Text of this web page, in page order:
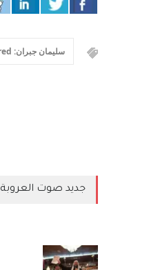
سليمان جبران: featured
جديد صوت العروبة